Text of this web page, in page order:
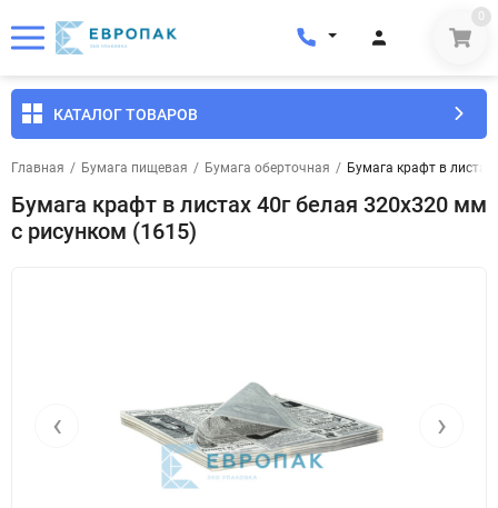
0
КАТАЛОГ ТОВАРОВ
Главная / Бумага пищевая / Бумага оберточная / Бумага крафт в
Бумага крафт в листах 40г белая 320x320 мм
с рисунком (1615)
‹ ›